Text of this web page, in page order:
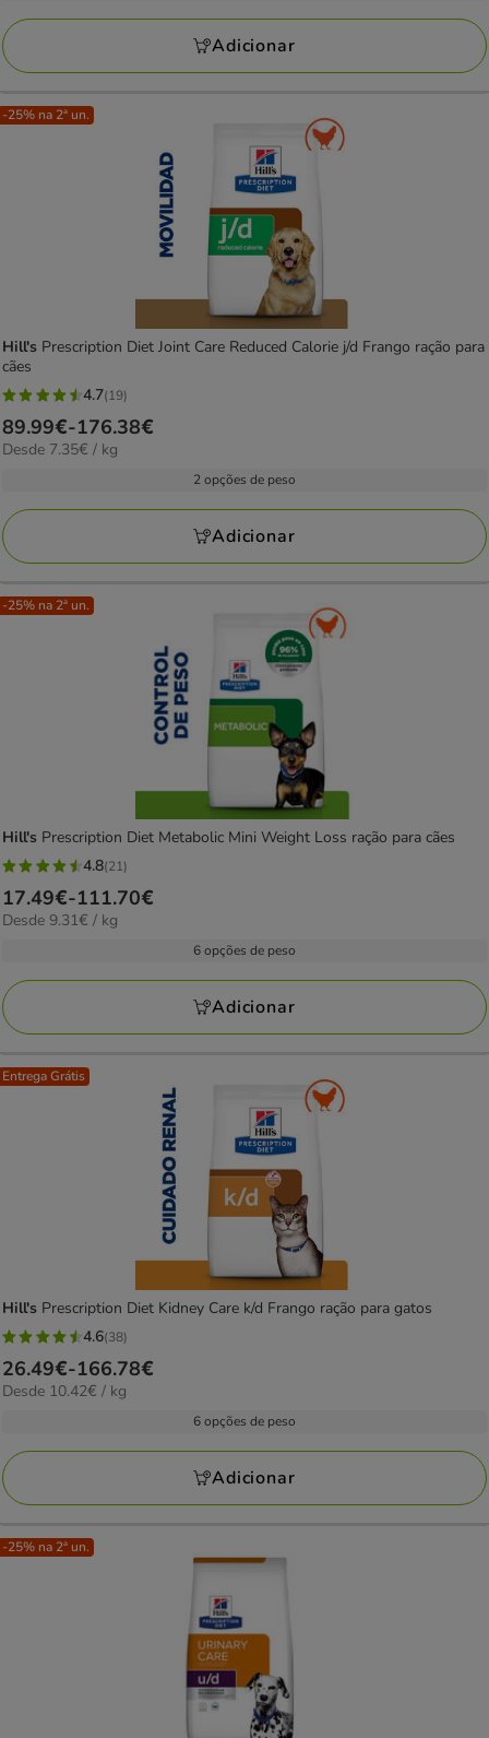
avaliações
146.98€
Adicionar
-25% na 2ª un.
Hill's Prescription Diet Joint Care Reduced Calorie j/d Frango ração para
cães
4.7
estrelas
com
avaliações
4.7(19)
Preço
de
176.38€
89.99€-176.38€
7.35€
Desde 7.35€ / kg
2 opções de peso
Adicionar
-25% na 2ª un.
Hill's Prescription Diet Metabolic Mini Weight Loss ração para cães
4.8
estrelas
com
avaliações
4.8(21)
Preço
de
111.70€
17.49€-111.70€
9.31€
Desde 9.31€ / kg
6 opções de peso
Adicionar
Entrega Grátis
Hill's Prescription Diet Kidney Care k/d Frango ração para gatos
4.6
estrelas
com
avaliações
4.6(38)
Preço
de
166.78€
26.49€-166.78€
10.42€
Desde 10.42€ / kg
6 opções de peso
Adicionar
-25% na 2ª un.